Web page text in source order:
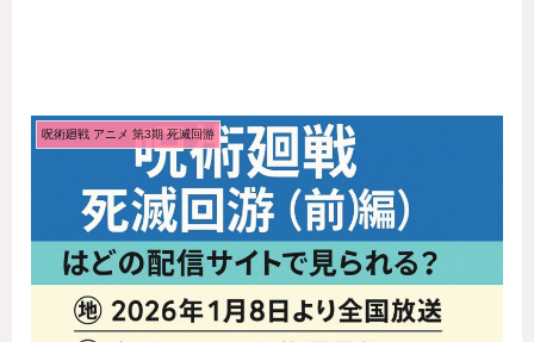
呪術廻戦 アニメ 第3期 死滅回游